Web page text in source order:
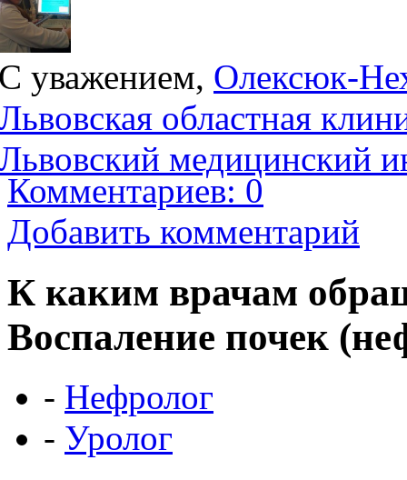
уважением, Олексюк-
областная
медицинский
Комментариев: 0
Добавить комментарий
К каким врачам
Воспаление почек
- Нефролог
- Уролог